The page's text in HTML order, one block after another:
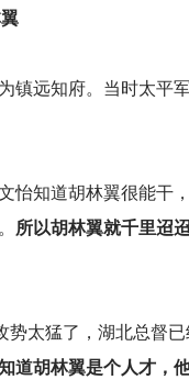
镇远知府。当时太平
怡知道胡林翼很能干
所以胡林翼就千里迢
太猛了，湖北总督已
道胡林翼是个人才，